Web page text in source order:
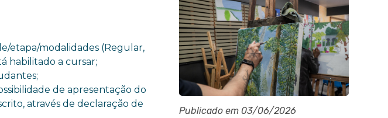
etapa/modalidades (Regular,
habilitado a cursar;
de apresentação do
através de declaração de
Publicado em 03/06/2026